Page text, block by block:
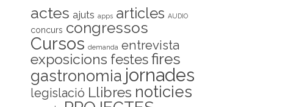
actes ajuts apps articles AUDIO
concurs congressos
Cursos demanda entrevista
exposicions festes fires
gastronomia jornades
legislació Llibres noticies